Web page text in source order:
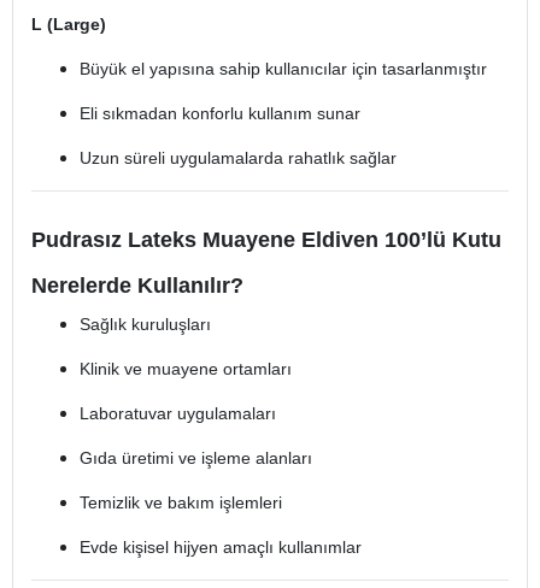
L (Large)
Büyük el yapısına sahip kullanıcılar için tasarlanmıştır
Eli sıkmadan konforlu kullanım sunar
Uzun süreli uygulamalarda rahatlık sağlar
Pudrasız Lateks Muayene Eldiven 100’lü Kutu
Nerelerde Kullanılır?
Sağlık kuruluşları
Klinik ve muayene ortamları
Laboratuvar uygulamaları
Gıda üretimi ve işleme alanları
Temizlik ve bakım işlemleri
Evde kişisel hijyen amaçlı kullanımlar